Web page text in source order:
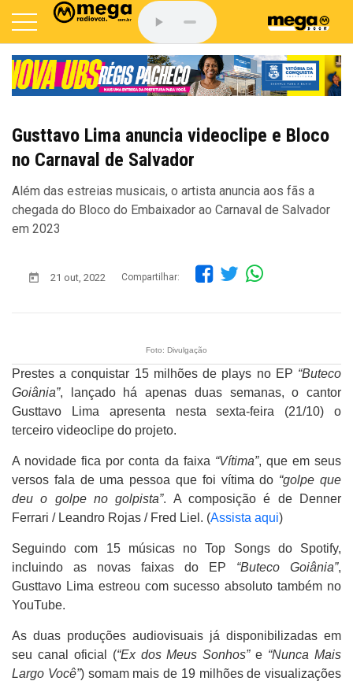
Gusttavo Lima anuncia videoclipe e Bloco
no Carnaval de Salvador
Além das estreias musicais, o artista anuncia aos fãs a
chegada do Bloco do Embaixador ao Carnaval de Salvador
em 2023
21 out, 2022 Compartilhar:
Foto: Divulgação
Prestes a conquistar 15 milhões de plays no EP “Buteco
Goiânia”, lançado há apenas duas semanas, o cantor
Gusttavo Lima apresenta nesta sexta-feira (21/10) o
terceiro videoclipe do projeto.
A novidade fica por conta da faixa “Vítima”, que em seus
versos fala de uma pessoa que foi vítima do “golpe que
deu o golpe no golpista”. A composição é de Denner
Ferrari / Leandro Rojas / Fred Liel. (Assista aqui)
Seguindo com 15 músicas no Top Songs do Spotify,
incluindo as novas faixas do EP “Buteco Goiânia”,
Gusttavo Lima estreou com sucesso absoluto também no
YouTube.
As duas produções audiovisuais já disponibilizadas em
seu canal oficial (“Ex dos Meus Sonhos”e “Nunca Mais
Largo Você”) somam mais de 19 milhões de visualizações